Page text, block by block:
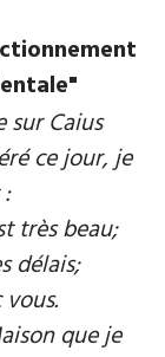
sur Caius
ce jour, je
très beau;
délais;
que je